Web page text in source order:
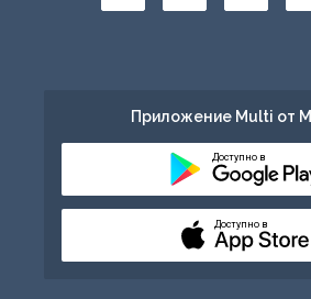
Приложение Multi от
Доступно в
Доступно в